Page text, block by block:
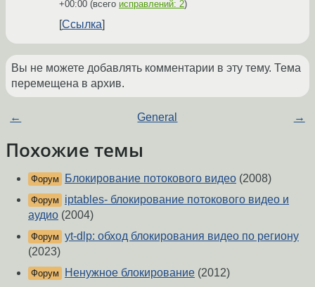
+00:00 (всего исправлений: 2)
Ссылка
Вы не можете добавлять комментарии в эту тему. Тема
перемещена в архив.
← General →
Похожие темы
Форум Блокирование потокового видео (2008)
Форум
iptables- блокирование потокового видео и
аудио (2004)
Форум yt-dlp: обход блокирования видео по региону
(2023)
Форум Ненужное блокирование (2012)